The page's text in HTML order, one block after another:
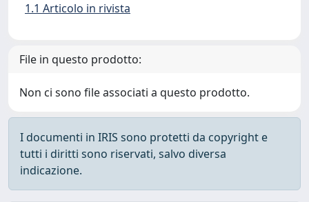
1.1 Articolo in rivista
File in questo prodotto:
Non ci sono file associati a questo prodotto.
I documenti in IRIS sono protetti da copyright e
tutti i diritti sono riservati, salvo diversa
indicazione.